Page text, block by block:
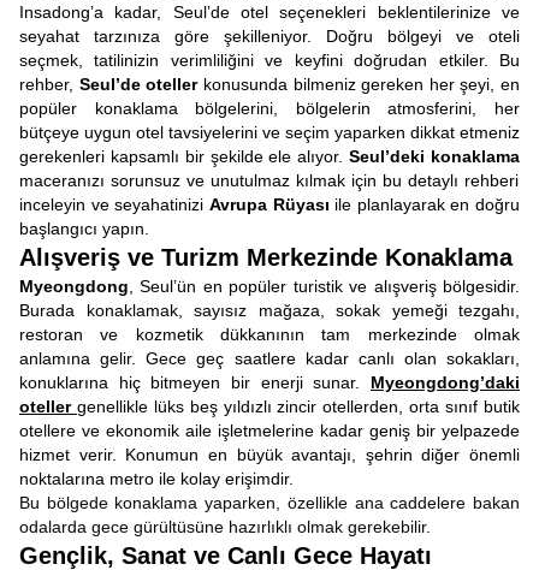
Insadong’a kadar, Seul’de otel seçenekleri beklentilerinize ve
seyahat tarzınıza göre şekilleniyor. Doğru bölgeyi ve oteli
seçmek, tatilinizin verimliliğini ve keyfini doğrudan etkiler. Bu
rehber, Seul’de otellerkonusunda bilmeniz gereken her şeyi, en
popüler konaklama bölgelerini, bölgelerin atmosferini, her
bütçeye uygun otel tavsiyelerini ve seçim yaparken dikkat etmeniz
gerekenleri kapsamlı bir şekilde ele alıyor.Seul’deki konaklama
maceranızı sorunsuz ve unutulmaz kılmak için bu detaylı rehberi
inceleyin ve seyahatinizi Avrupa Rüyası ile planlayarak en doğru
başlangıcı yapın.
Alışveriş ve Turizm Merkezinde Konaklama
Myeongdong , Seul’ün en popüler turistik ve alışveriş bölgesidir.
Burada konaklamak, sayısız mağaza, sokak yemeği tezgahı,
restoran ve kozmetik dükkanının tam merkezinde olmak
anlamına gelir. Gece geç saatlere kadar canlı olan sokakları,
konuklarına hiç bitmeyen bir enerji sunar. Myeongdong’daki
oteller genellikle lüks beş yıldızlı zincir otellerden, orta sınıf butik
otellere ve ekonomik aile işletmelerine kadar geniş bir yelpazede
hizmet verir. Konumun en büyük avantajı, şehrin diğer önemli
noktalarına metro ile kolay erişimdir.
Bu bölgede konaklama yaparken, özellikle ana caddelere bakan
odalarda gece gürültüsüne hazırlıklı olmak gerekebilir.
Gençlik, Sanat ve Canlı Gece Hayatı